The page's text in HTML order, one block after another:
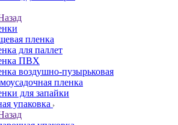
пленка
для паллет
ПВХ
воздушно-пузырьковая
пленка
для запайки
упаковка